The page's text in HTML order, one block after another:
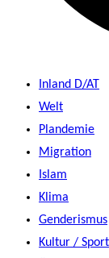
Inland D/AT
Welt
Plandemie
Migration
Islam
Klima
Genderismus
Kultur / Sport